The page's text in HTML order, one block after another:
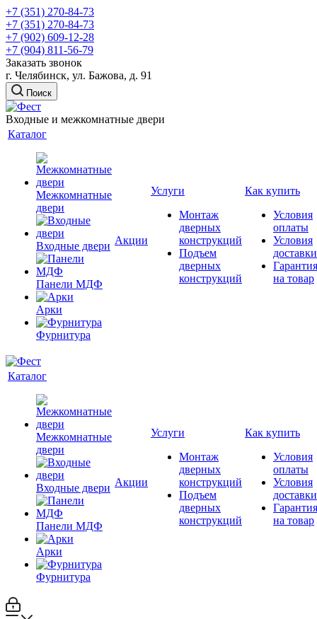
+7 (351) 270-84-73
+7 (351) 270-84-73
+7 (902) 609-12-28
+7 (904) 811-56-79
Заказать звонок
г. Челябинск, ул. Бажова, д. 91
Поиск
Входные и межкомнатные двери
Каталог
Межкомнатные
двери
Входные двери
Панели МДФ
Арки
Фурнитура
Акции
Услуги
Монтаж
дверных
конструкций
Подъем
дверных
конструкций
Как купить
Условия
оплаты
Условия
доставки
Гарантия
на товар
Каталог
Межкомнатные
двери
Входные двери
Панели МДФ
Арки
Фурнитура
Акции
Услуги
Монтаж
дверных
конструкций
Подъем
дверных
конструкций
Как купить
Условия
оплаты
Условия
доставки
Гарантия
на товар